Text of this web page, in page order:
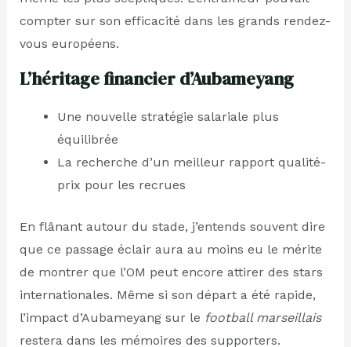
compter sur son efficacité dans les grands rendez-
vous européens.
L’héritage financier d’Aubameyang
Une nouvelle stratégie salariale plus
équilibrée
La recherche d’un meilleur rapport qualité-
prix pour les recrues
En flânant autour du stade, j’entends souvent dire
que ce passage éclair aura au moins eu le mérite
de montrer que l’OM peut encore attirer des stars
internationales. Même si son départ a été rapide,
l’impact d’Aubameyang sur le football marseillais
restera dans les mémoires des supporters.